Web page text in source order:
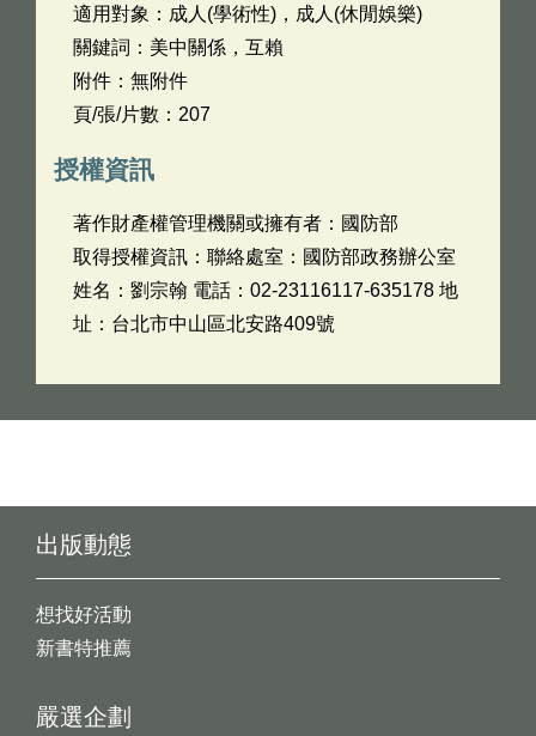
適用對象：成人(學術性)，成人(休閒娛樂)
關鍵詞：美中關係，互賴
附件：無附件
頁/張/片數：207
授權資訊
著作財產權管理機關或擁有者：國防部
取得授權資訊：聯絡處室：國防部政務辦公室
姓名：劉宗翰 電話：02-23116117-635178 地
址：台北市中山區北安路409號
出版動態
想找好活動
新書特推薦
嚴選企劃